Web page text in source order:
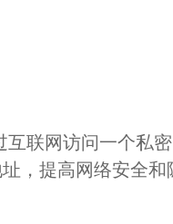
互联网访问一个私
，提高网络安全和